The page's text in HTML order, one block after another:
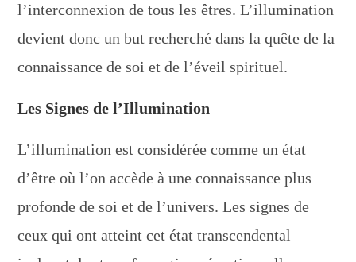
l’interconnexion de tous les êtres. L’illumination
devient donc un but recherché dans la quête de la
connaissance de soi et de l’éveil spirituel.
Les Signes de l’Illumination
L’illumination est considérée comme un état
d’être où l’on accède à une connaissance plus
profonde de soi et de l’univers. Les signes de
ceux qui ont atteint cet état transcendental